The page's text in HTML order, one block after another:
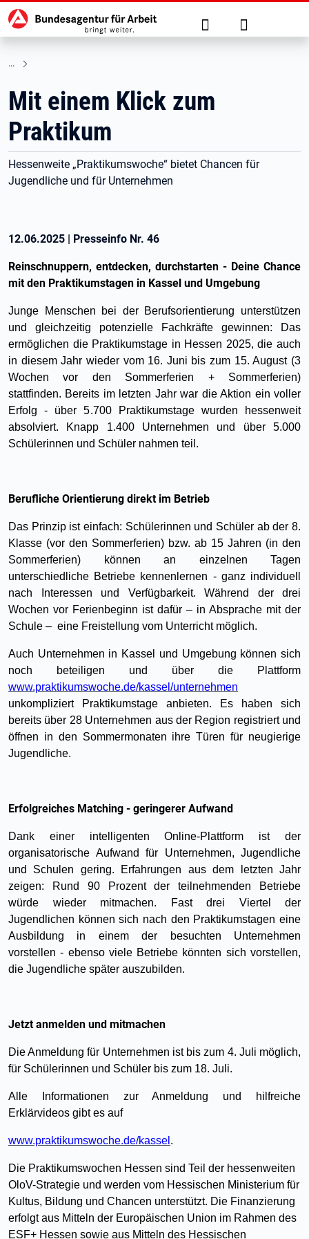
zu den Hauptinhalten springen
Hauptnavigation Suche Anmelden
Mit einem Klick zum
Praktikum
Hessenweite „Praktikumswoche“ bietet Chancen für
Jugendliche und für Unternehmen
12.06.2025 | Presseinfo Nr. 46
Reinschnuppern, entdecken, durchstarten - Deine Chance
mit den Praktikumstagen in Kassel und Umgebung
Junge Menschen bei der Berufsorientierung unterstützen
und gleichzeitig potenzielle Fachkräfte gewinnen: Das
ermöglichen die Praktikumstage in Hessen 2025, die auch
in diesem Jahr wieder vom 16. Juni bis zum 15. August (3
Wochen vor den Sommerferien + Sommerferien)
stattfinden. Bereits im letzten Jahr war die Aktion ein voller
Erfolg - über 5.700 Praktikumstage wurden hessenweit
absolviert. Knapp 1.400 Unternehmen und über 5.000
Schülerinnen und Schüler nahmen teil.
Berufliche Orientierung direkt im Betrieb
Das Prinzip ist einfach: Schülerinnen und Schüler ab der 8.
Klasse (vor den Sommerferien) bzw. ab 15 Jahren (in den
Sommerferien) können an einzelnen Tagen
unterschiedliche Betriebe kennenlernen - ganz individuell
nach Interessen und Verfügbarkeit. Während der drei
Wochen vor Ferienbeginn ist dafür – in Absprache mit der
Schule – eine Freistellung vom Unterricht möglich.
Auch Unternehmen in Kassel und Umgebung können sich
noch beteiligen und über die Plattform
www.praktikumswoche.de/kassel/unternehmen
unkompliziert Praktikumstage anbieten. Es haben sich
bereits über 28 Unternehmen aus der Region registriert und
öffnen in den Sommermonaten ihre Türen für neugierige
Jugendliche.
Erfolgreiches Matching - geringerer Aufwand
Dank einer intelligenten Online-Plattform ist der
organisatorische Aufwand für Unternehmen, Jugendliche
und Schulen gering. Erfahrungen aus dem letzten Jahr
zeigen: Rund 90 Prozent der teilnehmenden Betriebe
würde wieder mitmachen. Fast drei Viertel der
Jugendlichen können sich nach den Praktikumstagen eine
Ausbildung in einem der besuchten Unternehmen
vorstellen - ebenso viele Betriebe könnten sich vorstellen,
die Jugendliche später auszubilden.
Jetzt anmelden und mitmachen
Die Anmeldung für Unternehmen ist bis zum 4. Juli möglich,
für Schülerinnen und Schüler bis zum 18. Juli.
Alle Informationen zur Anmeldung und hilfreiche
Erklärvideos gibt es auf
www.praktikumswoche.de/kassel .
Die Praktikumswochen Hessen sind Teil der hessenweiten
OloV-Strategie und werden vom Hessischen Ministerium für
Kultus, Bildung und Chancen unterstützt. Die Finanzierung
erfolgt aus Mitteln der Europäischen Union im Rahmen des
ESF+ Hessen sowie aus Mitteln des Hessischen